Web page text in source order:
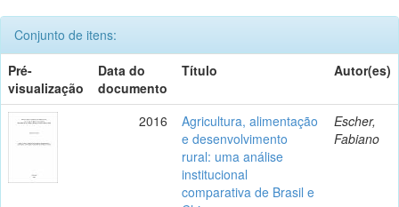
Conjunto de itens:
Pré-
visualização
Data do
documento
Título Autor(es)
2016
Agricultura, alimentação
e desenvolvimento
rural: uma análise
institucional
comparativa de Brasil e
Escher,
Fabiano